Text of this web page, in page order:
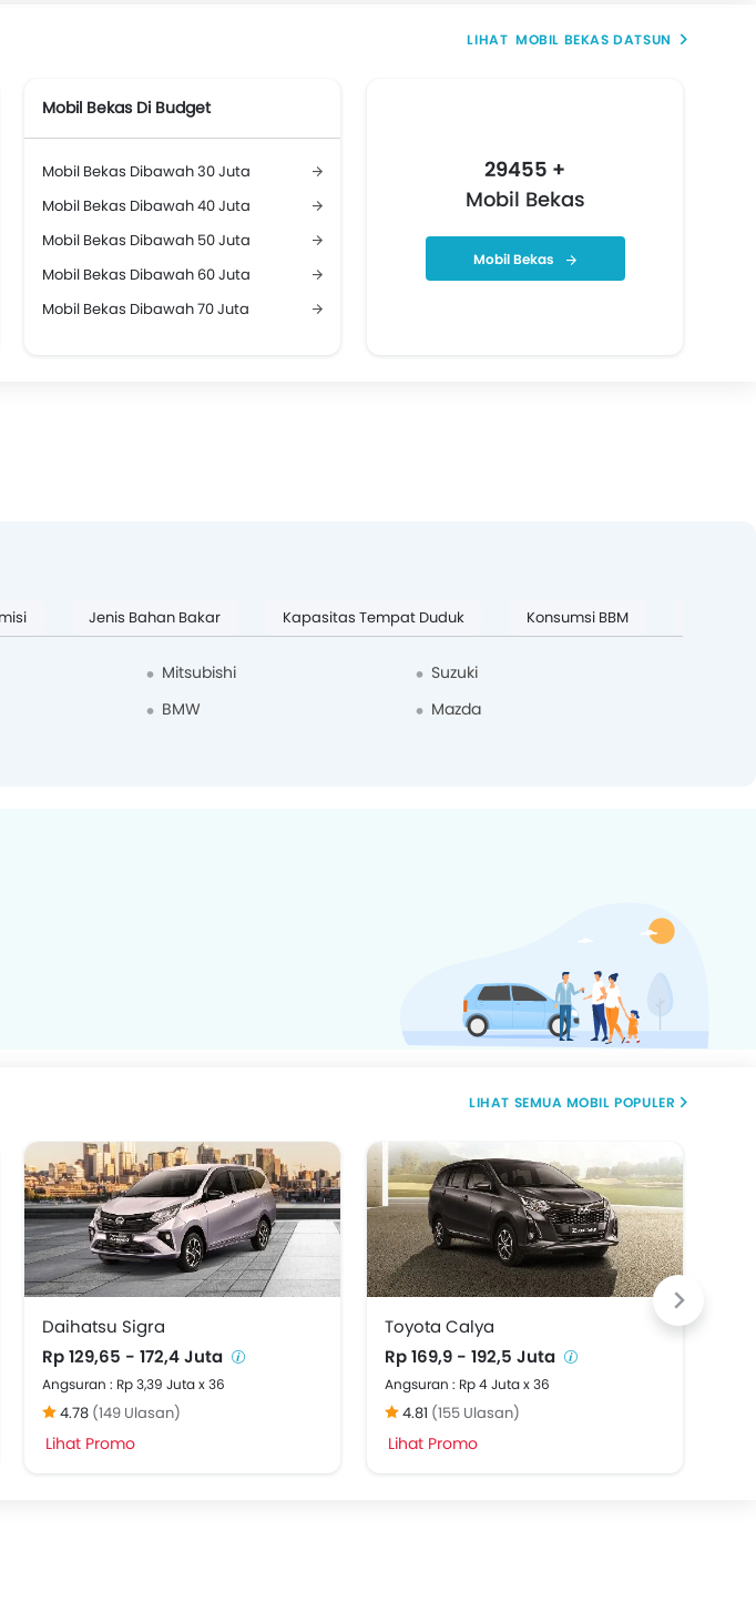
Mobil Bekas Di Budget
Mobil Bekas Dibawah 30 Juta
Mobil Bekas Dibawah 40 Juta
Mobil Bekas Dibawah 50 Juta
Mobil Bekas Dibawah 60 Juta
Mobil Bekas Dibawah 70 Juta
29455 +
Mobil Bekas
Mobil Bekas
MOBIL BEKAS DATSUN
Jenis Bahan Bakar Kapasitas Tempat Duduk Konsumsi BBM
Mitsubishi
Suzuki
BMW
Mazda
Daihatsu Sigra
Rp 129,65 - 172,4 Juta
Angsuran : Rp 3,39 Juta x 36
4.78 (149 Ulasan)
Lihat Promo
Toyota Calya
Rp 169,9 - 192,5 Juta
Angsuran : Rp 4 Juta x 36
4.81 (155 Ulasan)
Lihat Promo
MOBIL POPULER